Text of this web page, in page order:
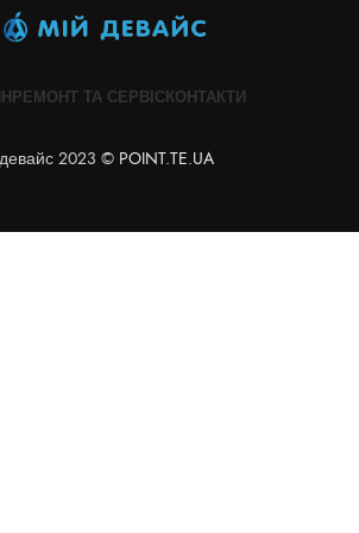
РЕМОНТ ТА СЕРВІСКОНТАКТИ
2023 © POINT.TE.UA